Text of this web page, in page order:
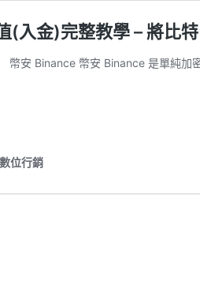
(入金)完整教學 – 將比
幣安 Binance 幣安 Binance 是單純加
位行銷